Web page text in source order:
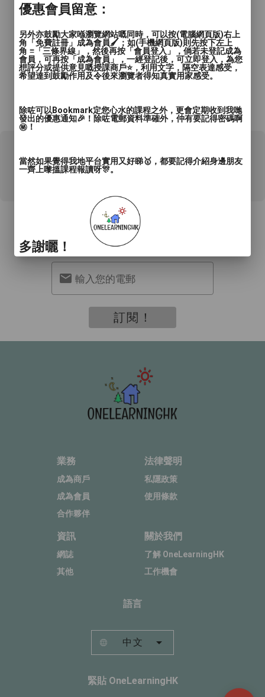
*所有資料只供參考，詳情請向商戶查詢。
0 用戶評論
訂閱我們
接收最新資訊及優惠
輸入您的電郵
訂閱！
業務
成為商戶
成為會員
合作夥伴
法律聲明
私隱政策
使用條款
資訊
網誌
其他
關於我們
了解 OneLearningHK
工作機會
語言
中文
緊貼 OneLearningHK
優惠會員留意：
另外亦鼓勵大家喺瀏覽網站嘅同時，可以按(電腦網頁版)右上
角「免費註冊」成為會員🖌️；如(手機網頁版)則先按下左上
角 ≡「三條界線」，然後再按「會員登入」，倘若未登記成為
會員，可再按「成為會員」，一經登記後，可立即登入，為您
想評分或提供意見嘅授課商戶⭐️，利用文字，隔空表達感受，
希望達到鼓勵作用及令後來瀏覽者得知真實用家感受。
除咗可以Bookmark定您心水的課程之外，更會定期收到我哋
發出的優惠通知🎉！除咗電郵資料準確外，仲有要記得密碼啊
㊙️！
當然如果覺得我地平台實用又好睇🥇，都要記得介紹身邊朋友
一齊上嚟搵課程報讀呀🎊。
多謝曬！